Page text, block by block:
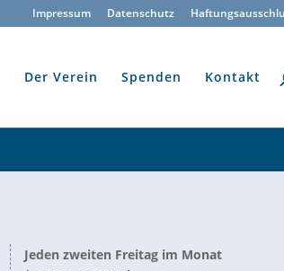
Impressum Datenschutz
Der Verein Spenden Kontakt
Jeden zweiten Freitag im Monat